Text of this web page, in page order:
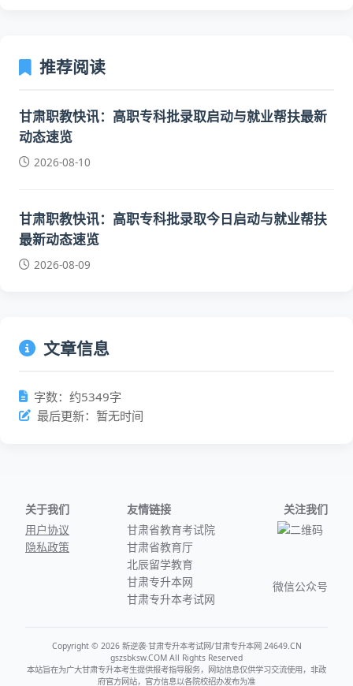
推荐阅读
甘肃职教快讯：高职专科批录取启动与就业帮扶最新
动态速览
2026-08-10
甘肃职教快讯：高职专科批录取今日启动与就业帮扶
最新动态速览
2026-08-09
文章信息
字数：约5349字
最后更新：暂无时间
关于我们
用户协议
隐私政策
友情链接
甘肃省教育考试院
甘肃省教育厅
北辰留学教育
甘肃专升本网
甘肃专升本考试网
关注我们
微信公众号
Copyright © 2026 新逆袭·甘肃专升本考试网/甘肃专升本网 24649.CN
gszsbksw.COM All Rights Reserved
本站旨在为广大甘肃专升本考生提供报考指导服务，网站信息仅供学习交流使用，非政
府官方网站，官方信息以各院校招办发布为准